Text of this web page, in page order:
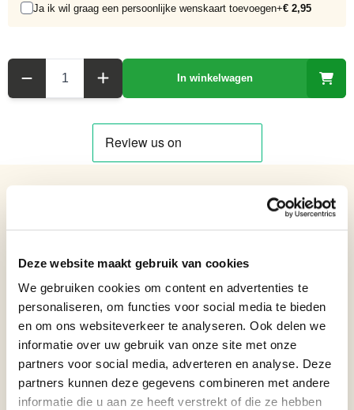
Deze website maakt gebruik van cookies
We gebruiken cookies om content en advertenties te
personaliseren, om functies voor social media te bieden
en om ons websiteverkeer te analyseren. Ook delen we
informatie over uw gebruik van onze site met onze
partners voor social media, adverteren en analyse. Deze
partners kunnen deze gegevens combineren met andere
informatie die u aan ze heeft verstrekt of die ze hebben
Ja ik wil graag een persoonlijke wenskaart toevoegen+€ 2,95
In winkelwagen
Glazen Beeldje van een Engelse Bulldog in Murano-stijl
Hoogte: 27,1 cm
Breedte: 16,2 cm
Lengte: 40 cm
Formaat beelden Beelden vanaf 36 t/m 60 cm
Bronzen beelden cadeau
cadeau, Blijvende herinnering
cadeau, Bedankt cadeau, Cadeau
trots op jou, Nieuwe woning